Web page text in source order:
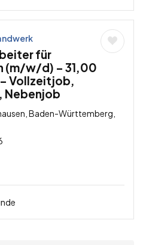
für
(m/w/d) – 31,00
Vollzeitjob,
Nebenjob
Baden-Württemberg,